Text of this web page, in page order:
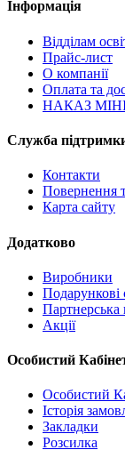
Інформація
Відділам
Прайс-лист
О компанії
Оплата та
НАКАЗ
Служба
Контакти
Повернення
Карта сайту
Додатково
Виробники
Подарункові
Партнерська
Акції
Особистий
Особистий
Історія
Закладки
Розсилка